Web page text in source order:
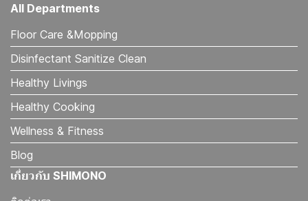
All Departments
Floor Care &Mopping
Disinfectant Sanitize Clean
Healthy Livings
Healthy Cooking
Wellness & Fitness
Blog
เกี่ยวกับ SHIMONO